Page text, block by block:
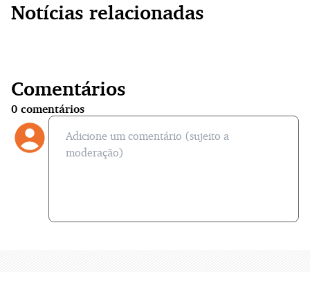
Notícias relacionadas
Comentários
0 comentários